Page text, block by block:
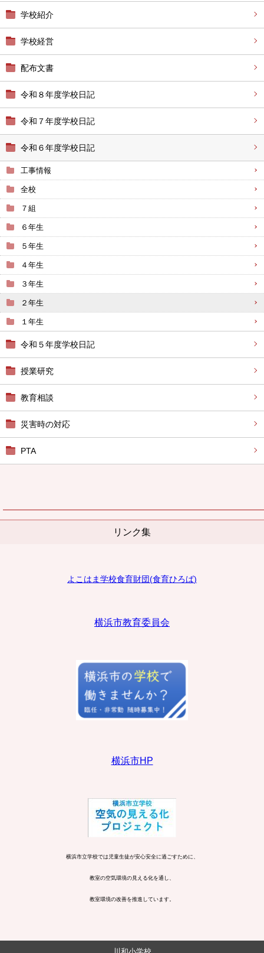
学校紹介
学校経営
配布文書
令和８年度学校日記
令和７年度学校日記
令和６年度学校日記
工事情報
全校
７組
６年生
５年生
４年生
３年生
２年生
１年生
令和５年度学校日記
授業研究
教育相談
災害時の対応
PTA
リンク集
よこはま学校食育財団(食育ひろば)
横浜市教育委員会
横浜市HP
横浜市立学校では児童生徒が安心安全に過ごすために、
教室の空気環境の見える化を通し、
教室環境の改善を推進しています。